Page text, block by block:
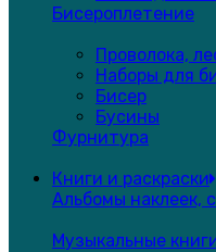
Бисероплетение
Проволока,
Наборы для
Бисер
Бусины
Фурнитура
Книги и раскраски
Альбомы наклеек,
Музыкальные